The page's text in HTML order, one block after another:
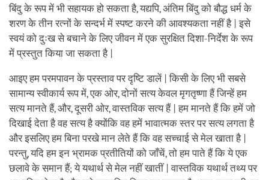
बिंदु के रूप में भी सहायक हो सकता है, यद्यपि, अंतिम बिंदु को बौद्ध धर्म के
शरण के तीन रत्नों के सन्दर्भ में स्पष्ट करने की आवश्यकता नहीं है | इसे
स्वयं को दुःख से बचाने के लिए जीवन में एक सुरक्षित दिशा-निर्देश के रूप
में प्रस्तुत किया जा सकता है |
आइए हम परमपावन के प्रस्ताव पर दृष्टि डालें | किसी के लिए भी सबसे
सामान्य स्वीकार्य रूप में, एक ओर, दोनों सत्य केवल मृगतृष्णा हैं जिन्हें हम
सत्य मानते हैं, और, दूसरी ओर, वास्तविक सत्य हैं | हम मानते हैं कि हमें जो
दिखाई देता है वह सत्य है क्योंकि वह हमें भावात्मक स्तर पर सत्य लगता है
और इसलिए हम बिना परखे मान लेते हैं कि वह सच्चाई से मेल खाता है |
परन्तु, यदि हम इन भ्रामक प्रतीतियों को जाँचें, तो हम पाते हैं कि ये एक
छलावे के समान हैं; ये यथार्थ से मेल नहीं खातीं | वास्तविक यथार्थ तथ्य पर